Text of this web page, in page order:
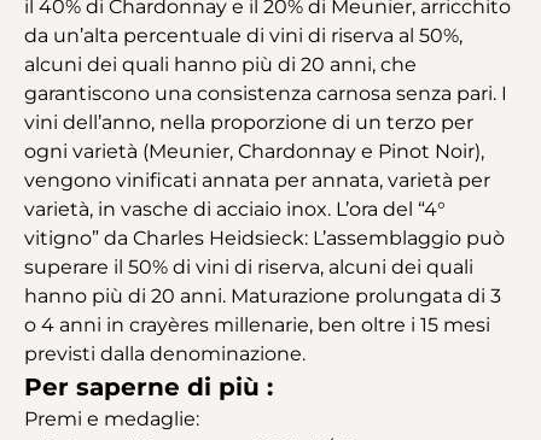
il 40% di Chardonnay e il 20% di Meunier, arricchito
da un’alta percentuale di vini di riserva al 50%,
alcuni dei quali hanno più di 20 anni, che
garantiscono una consistenza carnosa senza pari. I
vini dell’anno, nella proporzione di un terzo per
ogni varietà (Meunier, Chardonnay e Pinot Noir),
vengono vinificati annata per annata, varietà per
varietà, in vasche di acciaio inox. L’ora del “4°
vitigno” da Charles Heidsieck: L’assemblaggio può
superare il 50% di vini di riserva, alcuni dei quali
hanno più di 20 anni. Maturazione prolungata di 3
o 4 anni in crayères millenarie, ben oltre i 15 mesi
previsti dalla denominazione.
Per saperne di più :
Premi e medaglie: